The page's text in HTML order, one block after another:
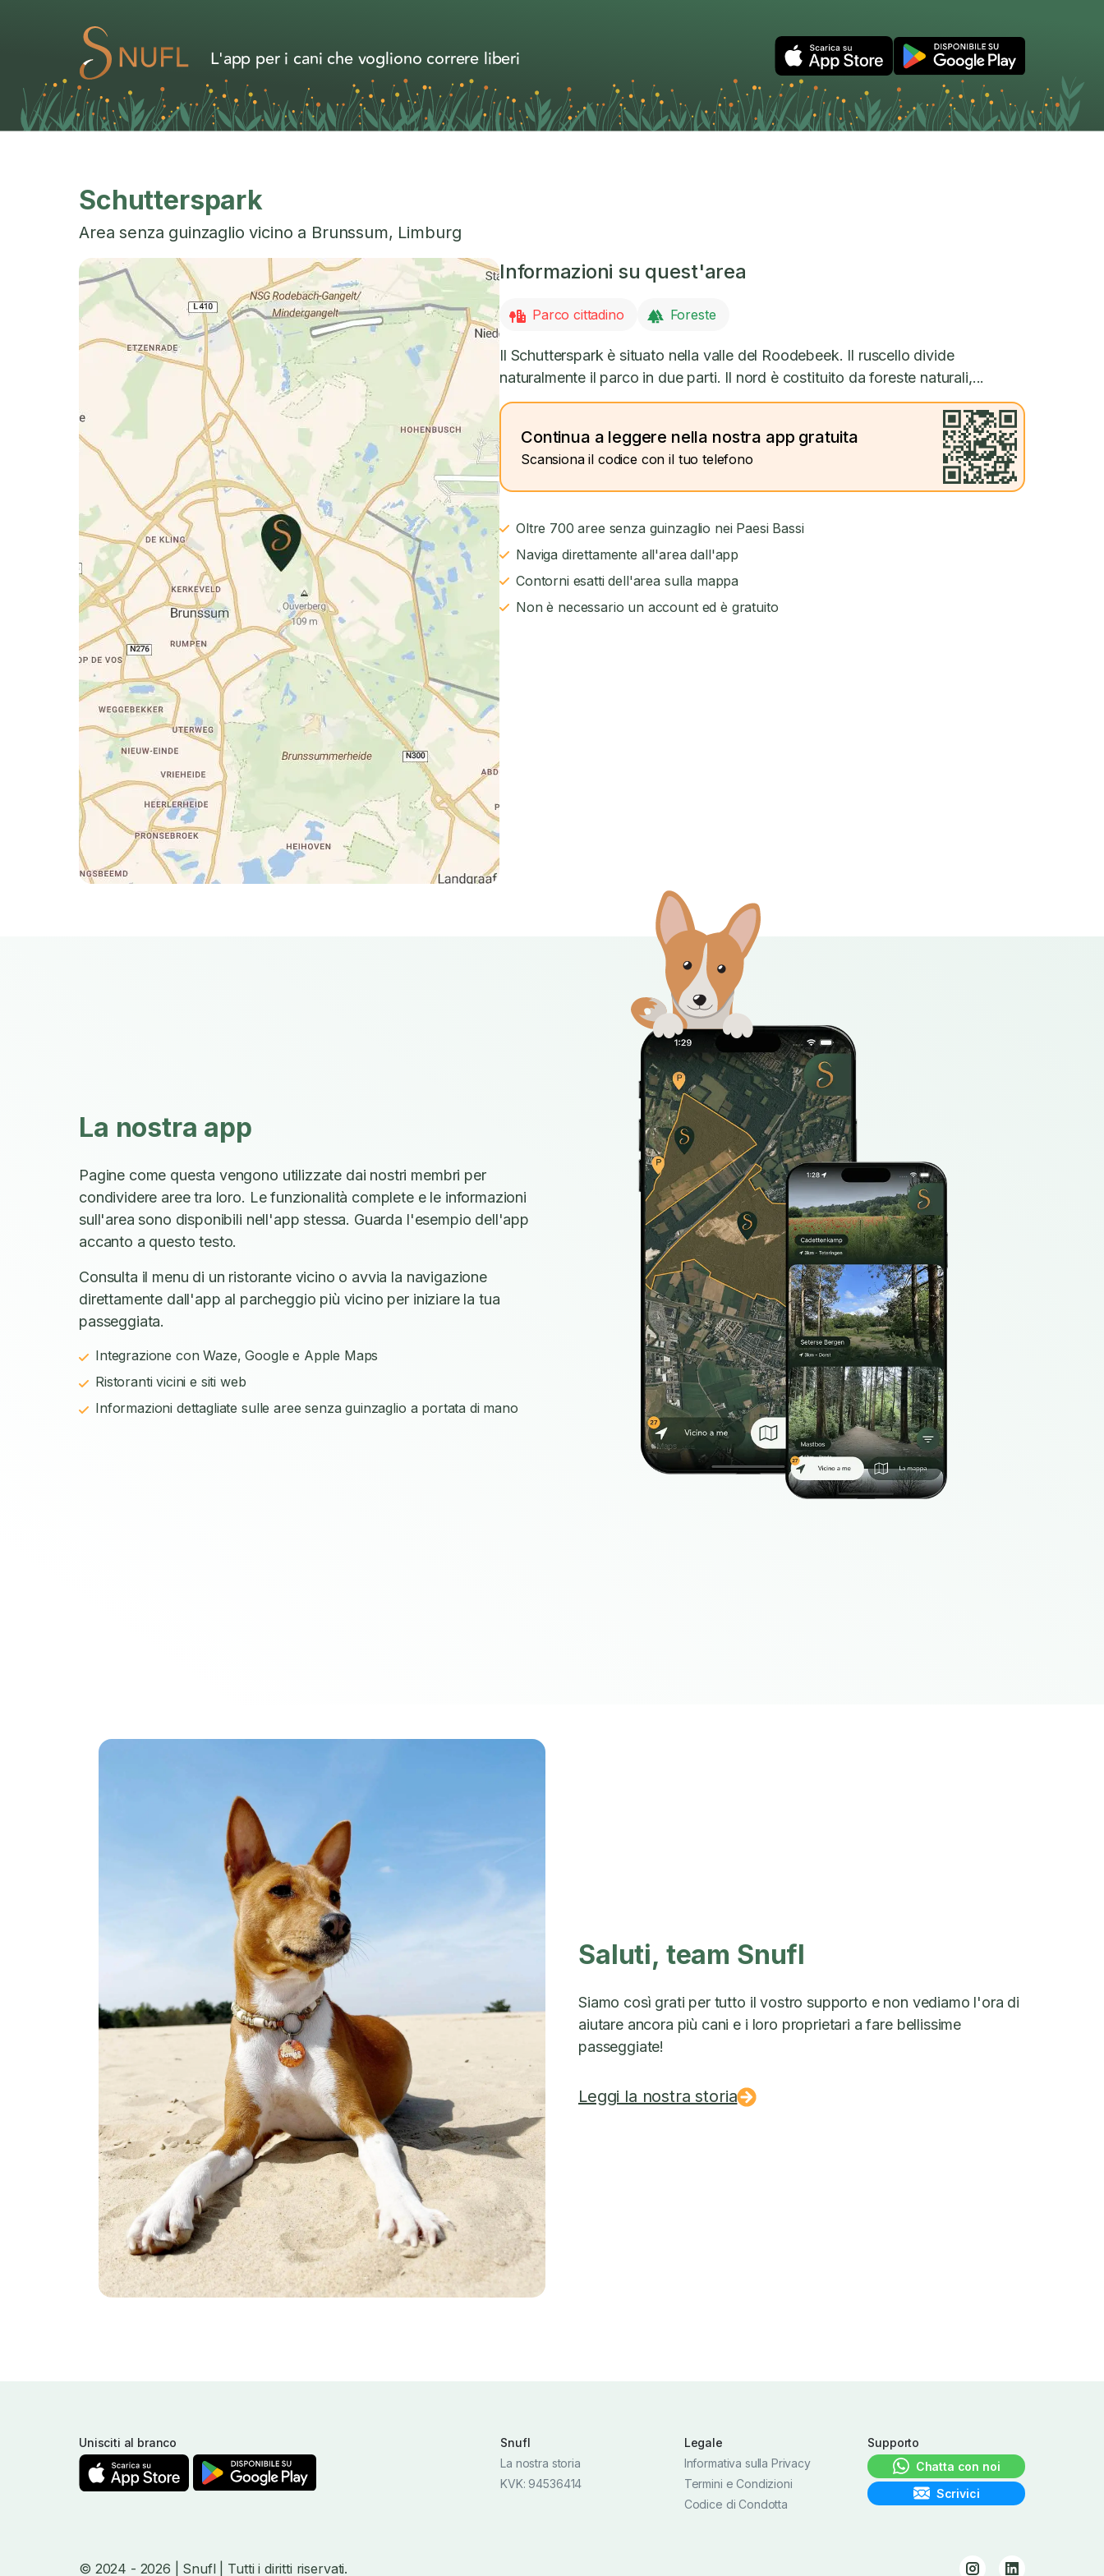
L'app per i cani che vogliono correre liberi
Schutterspark
Area senza guinzaglio vicino a Brunssum, Limburg
Informazioni su quest'area
Parco cittadino Foreste
Il Schutterspark è situato nella valle del Roodebeek. Il ruscello divide
naturalmente il parco in due parti. Il nord è costituito da foreste naturali,...
Continua a leggere nella nostra app gratuita
Scansiona il codice con il tuo telefono
Oltre 700 aree senza guinzaglio nei Paesi Bassi
Naviga direttamente all'area dall'app
Contorni esatti dell'area sulla mappa
Non è necessario un account ed è gratuito
La nostra app
Pagine come questa vengono utilizzate dai nostri membri per
condividere aree tra loro. Le funzionalità complete e le informazioni
sull'area sono disponibili nell'app stessa. Guarda l'esempio dell'app
accanto a questo testo.
Consulta il menu di un ristorante vicino o avvia la navigazione
direttamente dall'app al parcheggio più vicino per iniziare la tua
passeggiata.
Integrazione con Waze, Google e Apple Maps
Ristoranti vicini e siti web
Informazioni dettagliate sulle aree senza guinzaglio a portata di mano
Saluti, team Snufl
Siamo così grati per tutto il vostro supporto e non vediamo l'ora di
aiutare ancora più cani e i loro proprietari a fare bellissime
passeggiate!
Leggi la nostra storia
Unisciti al branco
Snufl
La nostra storia
KVK: 94536414
Legale
Informativa sulla Privacy
Termini e Condizioni
Codice di Condotta
Supporto
Chatta con noi
Scrivici
© 2024 - 2026 | Snufl | Tutti i diritti riservati.